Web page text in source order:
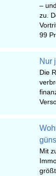
–
zu.
99
Nur
Die
Mit